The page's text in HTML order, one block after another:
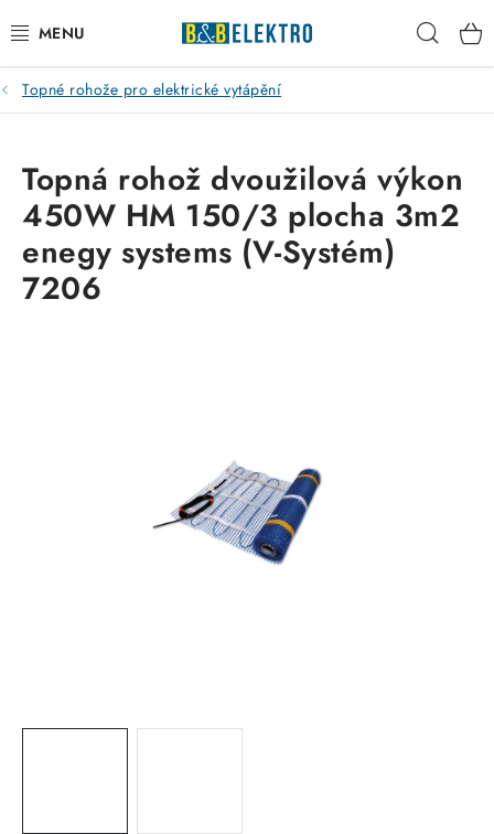
na
obsah
Reklamace / Vrácení zboží
Kontakty
VYTÁPĚNÍ
OHŘÍVAČE VODY
Topné rohože pro elektrické vytápění
Topná rohož dvoužilová výkon
450W HM 150/3 plocha 3m2
enegy systems (V-Systém)
7206